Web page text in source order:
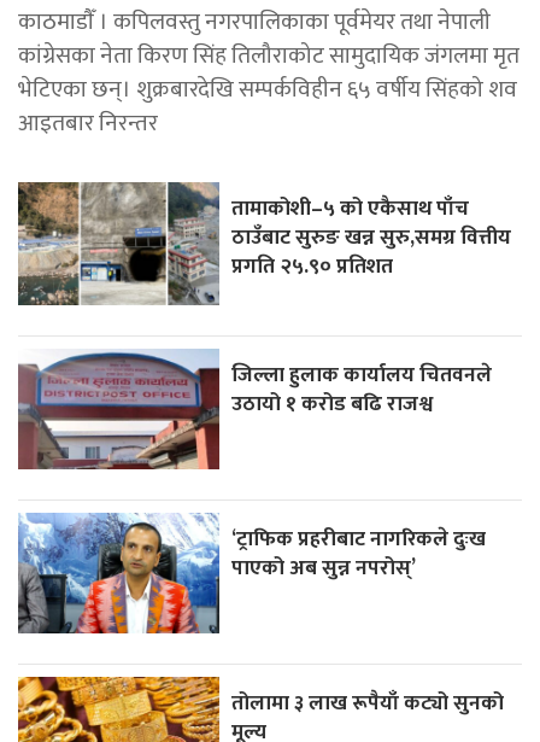
काठमाडाैँ । कपिलवस्तु नगरपालिकाका पूर्वमेयर तथा नेपाली
कांग्रेसका नेता किरण सिंह तिलौराकोट सामुदायिक जंगलमा मृत
भेटिएका छन्। शुक्रबारदेखि सम्पर्कविहीन ६५ वर्षीय सिंहको शव
आइतबार निरन्तर
तामाकोशी–५ को एकैसाथ पाँच
ठाउँबाट सुरुङ खन्न सुरु,समग्र वित्तीय
प्रगति २५.९० प्रतिशत
जिल्ला हुलाक कार्यालय चितवनले
उठायो १ करोड बढि राजश्व
‘ट्राफिक प्रहरीबाट नागरिकले दुःख
पाएको अब सुन्न नपरोस्’
तोलामा ३ लाख रूपैयाँ कट्यो सुनको
मूल्य